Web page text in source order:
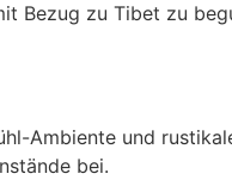
Bezug zu Tibet zu
Ambiente und
bei.